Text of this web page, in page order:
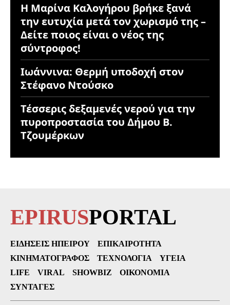
Η Μαρίνα Καλογήρου βρήκε ξανά
την ευτυχία μετά τον χωρισμό της –
Δείτε ποιος είναι ο νέος της
σύντροφος!
Ιωάννινα: Θερμή υποδοχή στον
Στέφανο Ντούσκο
Τέσσερις δεξαμενές νερού για την
πυροπροστασία του Δήμου Β.
Τζουμέρκων
EPIRUSPORTAL
ΕΙΔΉΣΕΙΣ ΗΠΕΊΡΟΥ
ΕΠΙΚΑΙΡΌΤΗΤΑ
ΚΙΝΗΜΑΤΟΓΡΆΦΟΣ
ΤΕΧΝΟΛΟΓΊΑ
ΥΓΕΊΑ
LIFE
VIRAL SHOWBIZ
ΟΙΚΟΝΟΜΊΑ
ΣΥΝΤΑΓΈΣ